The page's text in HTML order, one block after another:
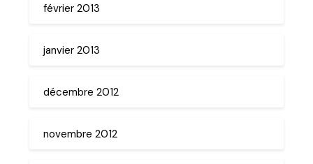
février 2013
janvier 2013
décembre 2012
novembre 2012